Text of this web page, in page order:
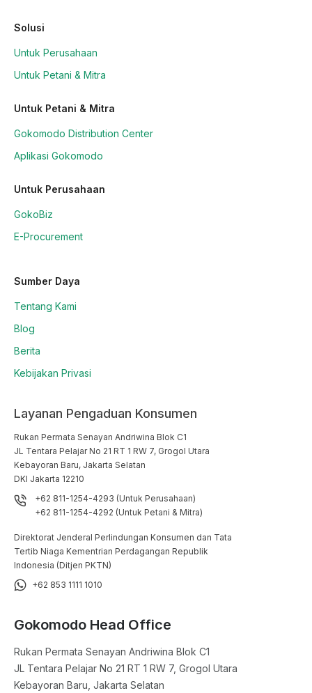
Solusi
Untuk Perusahaan
Untuk Petani & Mitra
Untuk Petani & Mitra
Gokomodo Distribution Center
Aplikasi Gokomodo
Untuk Perusahaan
GokoBiz
E-Procurement
Sumber Daya
Tentang Kami
Blog
Berita
Kebijakan Privasi
Layanan Pengaduan Konsumen
Rukan Permata Senayan Andriwina Blok C1
JL Tentara Pelajar No 21 RT 1 RW 7, Grogol Utara
Kebayoran Baru, Jakarta Selatan
DKI Jakarta 12210
+62 811-1254-4293 (Untuk Perusahaan)
+62 811-1254-4292 (Untuk Petani & Mitra)
Direktorat Jenderal Perlindungan Konsumen dan Tata
Tertib Niaga Kementrian Perdagangan Republik
Indonesia (Ditjen PKTN)
+62 853 1111 1010
Gokomodo Head Office
Rukan Permata Senayan Andriwina Blok C1
JL Tentara Pelajar No 21 RT 1 RW 7, Grogol Utara
Kebayoran Baru, Jakarta Selatan